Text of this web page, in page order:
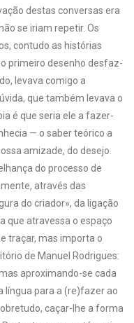
destas conversas era
se iriam repetir. Os
contudo as histórias
primeiro desenho desfaz-
levava comigo a
que também levava o
é que seria ele a fazer-
— o saber teórico a
amizade, do desejo.
do processo de
através das
do criador», da ligação
que atravessa o espaço
traçar, mas importa o
de Manuel Rodrigues:
aproximando-se cada
língua para a (re)fazer ao
caçar-lhe a forma